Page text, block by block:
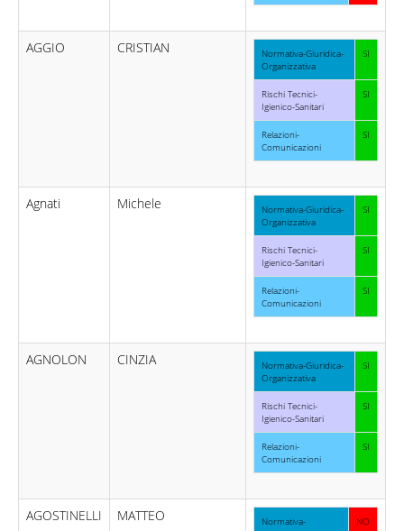
AGGIO CRISTIAN
Normativa-Giuridica-
Organizzativa
SI
Rischi Tecnici-
Igienico-Sanitari
SI
Relazioni-
Comunicazioni
SI
Agnati Michele
Normativa-Giuridica-
Organizzativa
SI
Rischi Tecnici-
Igienico-Sanitari
SI
Relazioni-
Comunicazioni
SI
AGNOLON CINZIA
Normativa-Giuridica-
Organizzativa
SI
Rischi Tecnici-
Igienico-Sanitari
SI
Relazioni-
Comunicazioni
SI
AGOSTINELLI MATTEO
Normativa-
NO